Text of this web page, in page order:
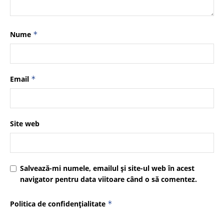
Nume *
Email *
Site web
Salvează-mi numele, emailul și site-ul web în acest
navigator pentru data viitoare când o să comentez.
Politica de confidențialitate *